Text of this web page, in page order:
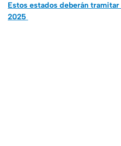
Estos estados deberán
2025